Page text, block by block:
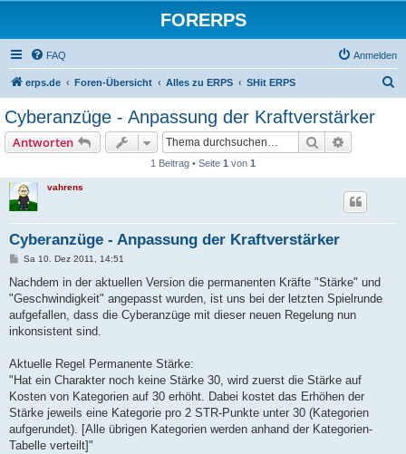
FORERPS
FAQ Anmelden
erps.de Foren-Übersicht Alles zu ERPS SHit ERPS
Cyberanzüge - Anpassung der Kraftverstärker
Antworten Suche
1 Beitrag • Seite 1 von 1
vahrens
Cyberanzüge - Anpassung der Kraftverstärker
B
i
r
a
Sa 10. Dez 2011, 14:51
Nachdem in der aktuellen Version die permanenten Kräfte "Stärke" und
"Geschwindigkeit" angepasst wurden, ist uns bei der letzten Spielrunde
aufgefallen, dass die Cyberanzüge mit dieser neuen Regelung nun
inkonsistent sind.
Aktuelle Regel Permanente Stärke:
"Hat ein Charakter noch keine Stärke 30, wird zuerst die Stärke auf
Kosten von Kategorien auf 30 erhöht. Dabei kostet das Erhöhen der
Stärke jeweils eine Kategorie pro 2 STR-Punkte unter 30 (Kategorien
aufgerundet). [Alle übrigen Kategorien werden anhand der Kategorien-
Tabelle verteilt]"